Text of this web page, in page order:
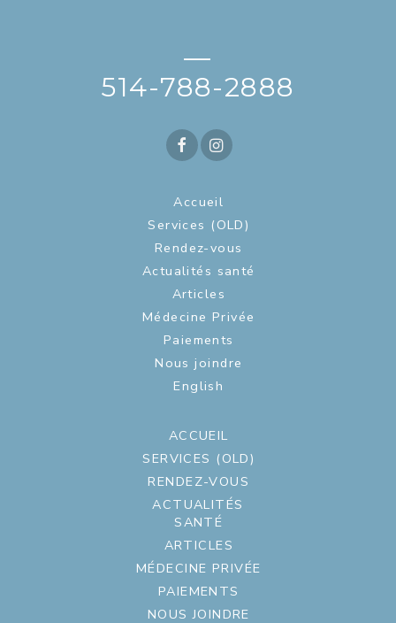
—
514-788-2888
Accueil
Services (OLD)
Rendez-vous
Actualités santé
Articles
Médecine Privée
Paiements
Nous joindre
English
ACCUEIL
SERVICES (OLD)
RENDEZ-VOUS
ACTUALITÉS
SANTÉ
ARTICLES
MÉDECINE PRIVÉE
PAIEMENTS
NOUS JOINDRE